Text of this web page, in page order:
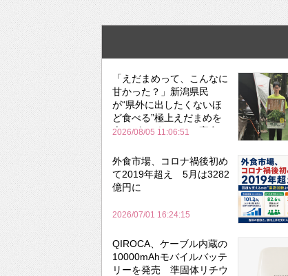
「えだまめって、こんなに
甘かった？」新潟県民
が“県外に出したくないほ
ど食べる”極上えだまめを
森のビアガーデンで実食
2026/08/05 11:06:51
外食市場、コロナ禍後初め
て2019年超え 5月は3282
億円に
2026/07/01 16:24:15
QIROCA、ケーブル内蔵の
10000mAhモバイルバッテ
リーを発売 準固体リチウ